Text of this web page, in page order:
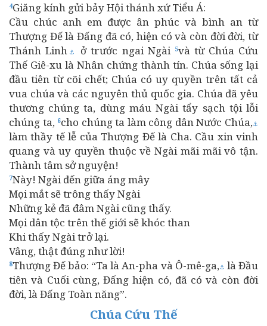
4Giăng kính gửi bảy Hội thánh xứ Tiểu Á:
Cầu chúc anh em được ân phúc và bình an từ
Thượng Đế là Đấng đã có, hiện có và còn đời đời, từ
Thánh Linh ⚓ ở trước ngai Ngài 5và từ Chúa Cứu
Thế Giê-xu là Nhân chứng thành tín. Chúa sống lại
đầu tiên từ cõi chết; Chúa có uy quyền trên tất cả
vua chúa và các nguyên thủ quốc gia. Chúa đã yêu
thương chúng ta, dùng máu Ngài tẩy sạch tội lỗi
chúng ta, 6cho chúng ta làm công dân Nước Chúa,⚓
làm thầy tế lễ của Thượng Đế là Cha. Cầu xin vinh
quang và uy quyền thuộc về Ngài mãi mãi vô tận.
Thành tâm sở nguyện!
7Này! Ngài đến giữa áng mây
Mọi mắt sẽ trông thấy Ngài
Những kẻ đã đâm Ngài cũng thấy.
Mọi dân tộc trên thế giới sẽ khóc than
Khi thấy Ngài trở lại.
Vâng, thật đúng như lời!
8Thượng Đế bảo: “Ta là An-pha và Ô-mê-ga,⚓ là Đầu
tiên và Cuối cùng, Đấng hiện có, đã có và còn đời
đời, là Đấng Toàn năng”.
Chúa Cứu Thế